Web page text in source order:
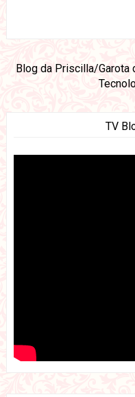
Blog da Priscilla/Garota
TV